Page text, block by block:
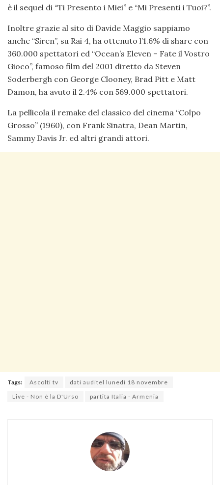
è il sequel di “Ti Presento i Miei” e “Mi Presenti i Tuoi?”.
Inoltre grazie al sito di Davide Maggio sappiamo
anche “Siren”, su Rai 4, ha ottenuto l’1.6% di share con
360.000 spettatori ed “Ocean’s Eleven – Fate il Vostro
Gioco”, famoso film del 2001 diretto da Steven
Soderbergh con George Clooney, Brad Pitt e Matt
Damon, ha avuto il 2.4% con 569.000 spettatori.
La pellicola il remake del classico del cinema “Colpo
Grosso” (1960), con Frank Sinatra, Dean Martin,
Sammy Davis Jr. ed altri grandi attori.
Tags: Ascolti tv
dati auditel lunedì 18 novembre
Live - Non è la D'Urso
partita Italia - Armenia